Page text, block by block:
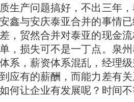
生产问题搞好，不出三年
鑫与安庆泰亚合并的事情
，贸然合并对泰亚的现金
，损失可不是一丁点。泉
系，薪资体系混乱，经理
应有的薪酬，而能力差有
何让企业有发展呢？时间